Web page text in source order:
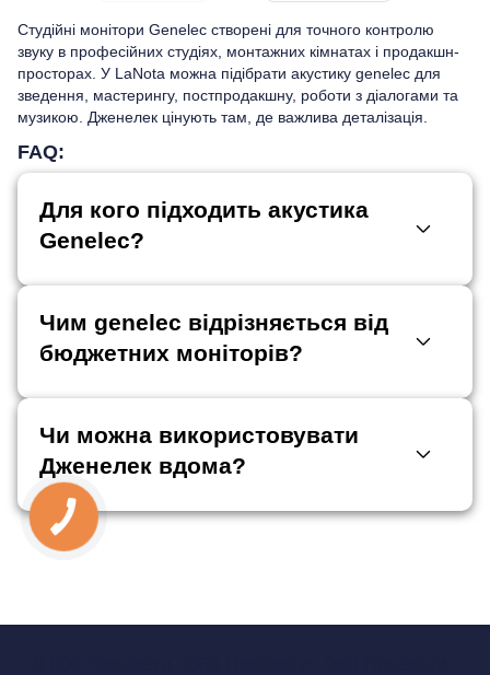
Студійні монітори Genelec створені для точного контролю
звуку в професійних студіях, монтажних кімнатах і продакшн-
просторах. У LaNota можна підібрати акустику genelec для
зведення, мастерингу, постпродакшну, роботи з діалогами та
музикою. Дженелек цінують там, де важлива деталізація.
FAQ:
Для кого підходить акустика
Genelec?
Чим genelec відрізняється від
бюджетних моніторів?
Чи можна використовувати
Дженелек вдома?